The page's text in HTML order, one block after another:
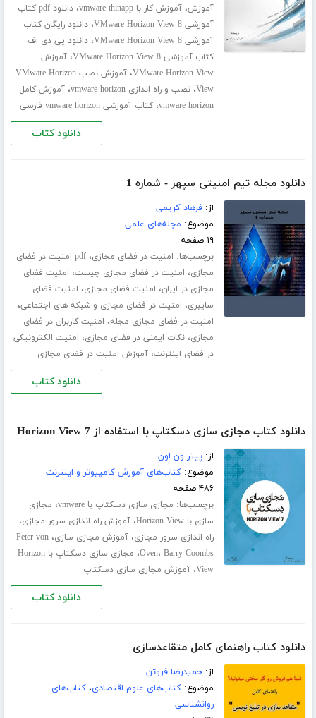
آموزش،آموزش کار با vmware thinapp ،
دانلود pdf کتاب
آموزشی VMware Horizon View 8
،دانلود رایگان کتاب
آموزشی VMware Horizon View 8
،دانلود پی دی اف
کتاب آموزشی VMware Horizon View 8
،آموزش
VMware Horizon View،
آموزش نصب VMware Horizon
View،نصب و راه اندازی vmware horizon ،آموزش کامل
vmware horizon،کتاب آموزشی vmware horizon فارسی
دانلود کتاب
دانلود مجله تیم امنیتی سپهر - شماره 1
از:فرهاد کریمی
موضوع: مجله‌های علمی
۱۹ صفحه
برچسب‌ها: امنیت در فضای مجازی،
pdf امنیت در فضای
مجازی، امنیت در فضای مجازی چیست، امنیت فضای
مجازی در ایران، امنیت فضای مجازی، امنیت فضای
سایبری، امنیت در فضای مجازی و شبکه های اجتماعی،
امنیت در فضای مجازی مجله، امنیت کاربران در فضای
مجازی،نکات ایمنی در فضای مجازی، امنیت الکترونیکی
در فضای اینترنت،آموزش امنیت در فضای مجازی
دانلود کتاب
دانلود کتاب مجازی سازی دسکتاپ با استفاده از Horizon View 7
از:پیتر ون اون
موضوع:کتاب‌های آموزش کامپیوتر و اینترنت
۴۸۶ صفحه
برچسب‌ها: مجازی سازی دسکتاپ با vmware ، مجازی
سازی با Horizon View
،آموزش راه اندازی سرور مجازی،
راه اندازی سرور مجازی،آموزش مجازی سازی،Peter von
Oven، Barry Coombs ،
مجازی سازی دسکتاپ با Horizon
View،آموزش مجازی سازی دسکتاپ
دانلود کتاب
دانلود کتاب راهنمای کامل متقاعدسازی
از:حمیدرضا فروتن
موضوع:کتاب‌های علوم اقتصادی،کتاب‌های
روانشناسی